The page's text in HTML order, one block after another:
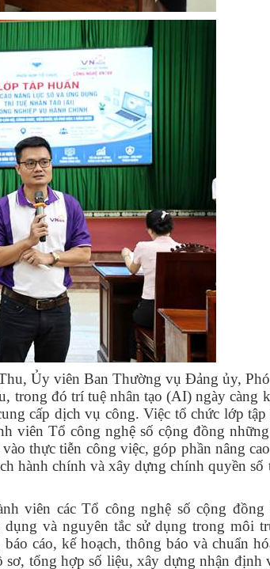
Ủy viên Ban Thường vụ Đảng ủy,
trong đó trí tuệ nhân tạo (AI) ngày càng
cấp dịch vụ công. Việc tổ chức lớp tập
viên Tổ công nghệ số cộng đồng
thực tiễn công việc, góp phần nâng
hành chính và xây dựng chính quyền số
viên các Tổ công nghệ số cộng đồng
và nguyên tắc sử dụng trong môi
cáo, kế hoạch, thông báo và chuẩn
tổng hợp số liệu, xây dựng nhận định